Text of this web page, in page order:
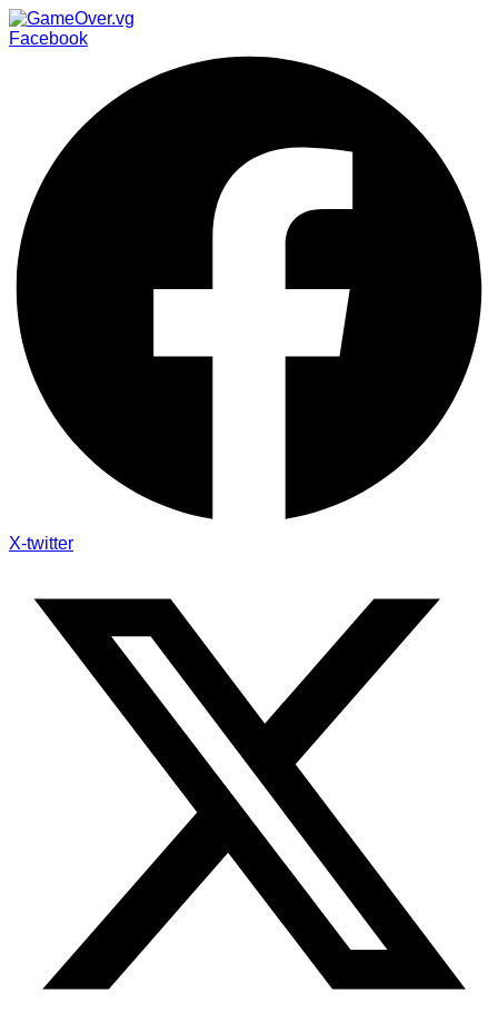
Facebook
X-twitter